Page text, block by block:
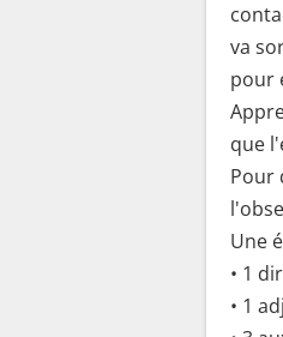
va
pour
que
Pour
Une
• 1
• 1